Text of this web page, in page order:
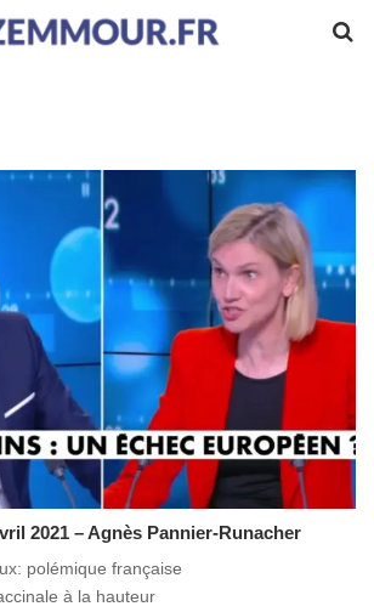
2021 – Agnès Pannier-Runacher
polémique française
à la hauteur